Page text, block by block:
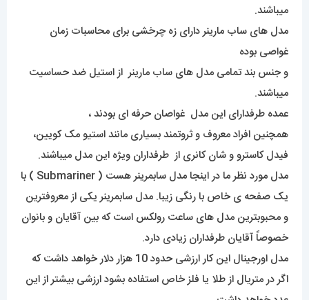
میباشند.
مدل های ساب مارینر دارای زه چرخشی برای محاسبات زمان
غواصی بوده
و جنس بند تمامی مدل های ساب مارینر از استیل ضد حساسیت
میباشند.
عمده طرفدارای این مدل غواصان حرفه ای بودند ،
همچنین افراد معروف و ثروتمند بسیاری مانند استیو مک کویین،
فیدل کاسترو و شان کانری از طرفداران ویژه این مدل میباشند.
مدل مورد نظر ما در اینجا مدل سابمرینر هست ( Submariner ) با
یک صفحه ی خاص با رنگی زیبا. مدل سابمرینر یکی از معروفترین
و محبوبترین مدل های ساعت رولکس است که بین آقایان و بانوان
خصوصاً آقایان طرفداران زیادی دارد.
مدل اورجینال این کار ارزشی حدود 10 هزار دلار خواهد داشت که
اگر در متریال از طلا یا فلز خاص استفاده بشود ارزشی بیشتر از این